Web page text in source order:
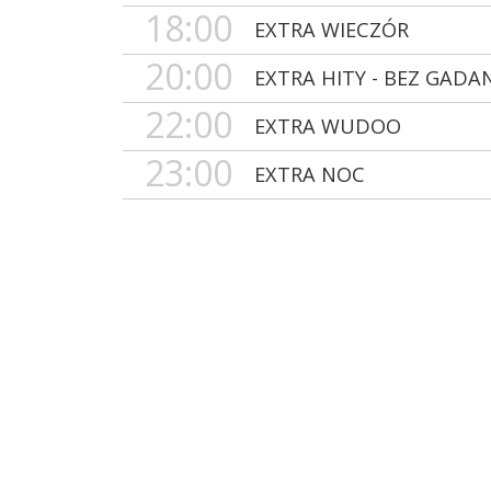
18:00
EXTRA WIECZÓR
20:00 EXTRA HITY - BEZ
22:00 EXTRA WUDOO
23:00 EXTRA NOC